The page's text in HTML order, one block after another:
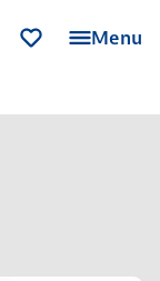
Menu